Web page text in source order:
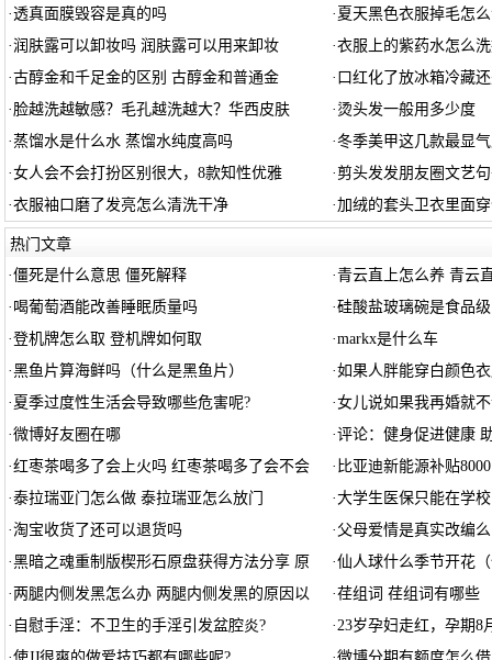
·透真面膜毁容是真的吗 · 夏天黑色衣服掉毛怎
·润肤露可以卸妆吗 润肤露可以用来卸妆 ·衣服上的紫药水怎么
·古醇金和千足金的区别 古醇金和普通金 · 口红化了放冰箱冷藏
·脸越洗越敏感？毛孔越洗越大？华西皮肤 · 烫头发一般用多少度
· 蒸馏水是什么水 蒸馏水纯度高吗 ·冬季美甲这几款最显
·女人会不会打扮区别很大，8款知性优雅 · 剪头发发朋友圈文艺
·衣服袖口磨了发亮怎么清洗干净 ·加绒的套头卫衣里面
热门文章
·僵死是什么意思 僵死解释 ·青云直上怎么养 青云
· 喝葡萄酒能改善睡眠质量吗 ·硅酸盐玻璃碗是食品
·登机牌怎么取 登机牌如何取 ·markx是什么车
·黑鱼片算海鲜吗（什么是黑鱼片） ·如果人胖能穿白颜色
· 夏季过度性生活会导致哪些危害呢? ·女儿说如果我再婚就
·微博好友圈在哪 ·评论：健身促进健康
·红枣茶喝多了会上火吗 红枣茶喝多了会不会 · 比亚迪新能源补贴
·泰拉瑞亚门怎么做 泰拉瑞亚怎么放门 ·大学生医保只能在学
·淘宝收货了还可以退货吗 · 父母爱情是真实改编么
·黑暗之魂重制版楔形石原盘获得方法分享 原 ·仙人球什么季节开花
· 两腿内侧发黑怎么办 两腿内侧发黑的原因以 ·荏组词 荏组词有哪些
· 自慰手淫：不卫生的手淫引发盆腔炎? ·23岁孕妇走红，孕期8